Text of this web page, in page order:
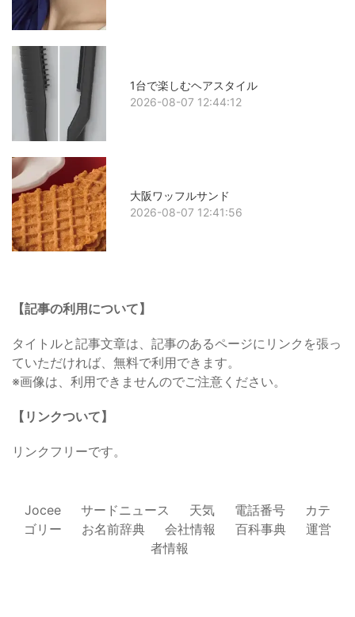
1台で楽しむヘアスタイル
2026-08-07 12:44:12
大阪ワッフルサンド
2026-08-07 12:41:56
【記事の利用について】
タイトルと記事文章は、記事のあるページにリンクを張っ
ていただければ、無料で利用できます。
※画像は、利用できませんのでご注意ください。
【リンクついて】
リンクフリーです。
Jocee サードニュース 天気 電話番号
カテ
ゴリー
お名前辞典 会社情報 百科事典
運営
者情報